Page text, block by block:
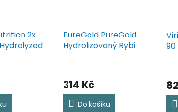
2x
PureGold PureGold
Hydrolizovaný Rybí
314 Kč
Do košíku
90